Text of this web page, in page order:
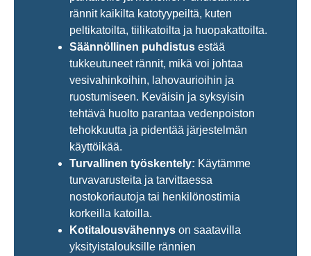
rännit kaikilta katotyypeiltä, kuten
peltikatoilta, tiilikatoilta ja huopakattoilta.
Säännöllinen puhdistus estää
tukkeutuneet rännit, mikä voi johtaa
vesivahinkoihin, lahovaurioihin ja
ruostumiseen. Keväisin ja syksyisin
tehtävä huolto parantaa vedenpoiston
tehokkuutta ja pidentää järjestelmän
käyttöikää.
Turvallinen työskentely: Käytämme
turvavarusteita ja tarvittaessa
nostokoriautoja tai henkilönostimia
korkeilla katoilla.
Kotitalousvähennys on saatavilla
yksityistalouksille rännien